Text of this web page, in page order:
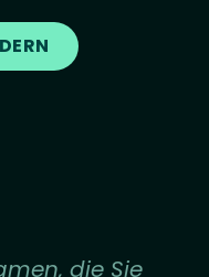
die Sie